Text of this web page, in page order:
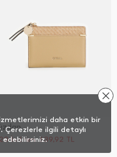
İndirim 639,92 TL
daha etkin bir
Çerezlerle ilgili detaylı
edebilirsiniz.